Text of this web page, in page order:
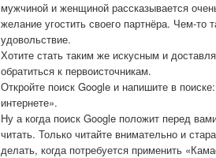
мужчиной и женщиной рассказывается
желание угостить своего партнёра. Чем-то
удовольствие.
Хотите стать таким же искусным и
обратиться к первоисточникам.
Откройте поиск Google и напишите в
интернете».
Ну а когда поиск Google положит перед
читать. Только читайте внимательно и
делать, когда потребуется применить